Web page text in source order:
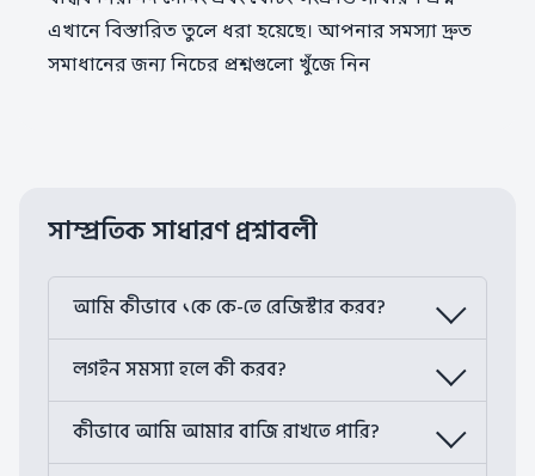
এখানে বিস্তারিত তুলে ধরা হয়েছে। আপনার সমস্যা দ্রুত
সমাধানের জন্য নিচের প্রশ্নগুলো খুঁজে নিন
সাম্প্রতিক সাধারণ প্রশ্নাবলী
আমি কীভাবে ১কে কে-তে রেজিস্টার করব?
লগইন সমস্যা হলে কী করব?
কীভাবে আমি আমার বাজি রাখতে পারি?